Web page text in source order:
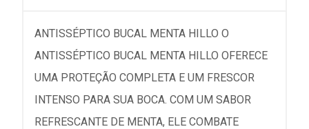
ANTISSÉPTICO BUCAL MENTA HILLO O
ANTISSÉPTICO BUCAL MENTA HILLO OFERECE
UMA PROTEÇÃO COMPLETA E UM FRESCOR
INTENSO PARA SUA BOCA. COM UM SABOR
REFRESCANTE DE MENTA, ELE COMBATE